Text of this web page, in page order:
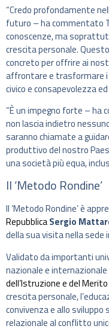
“Credo profondamente
futuro – ha commentato
conoscenze, ma
crescita personale.
concreto per offrire ai
affrontare e trasformare
civico e consapevolezza
“È un impegno forte – ha
non lascia indietro
saranno chiamate a
produttivo del nostro
una società più equa,
Il ‘Metodo Rondine’
Il ‘Metodo Rondine’ è
RepubblicaSergio
della sua visita nella sede
Validato da importanti
nazionale e
dell’Istruzione e del Merito
crescita personale,
convivenza e allo
relazionale al conflitto